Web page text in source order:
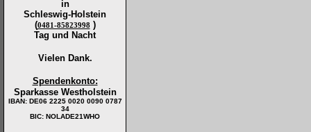
in
Schleswig-Holstein
(0481-85823998 )
Tag und Nacht
Vielen Dank.
Spendenkonto:
Sparkasse Westholstein
IBAN: DE06 2225 0020 0090 0787
34
BIC: NOLADE21WHO